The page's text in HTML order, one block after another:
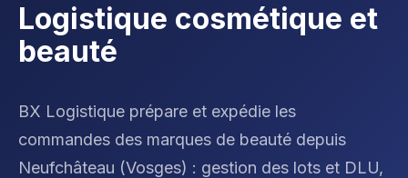
Logistique cosmétique et
beauté
BX Logistique prépare et expédie les
commandes des marques de beauté depuis
Neufchâteau (Vosges) : gestion des lots et DLU,